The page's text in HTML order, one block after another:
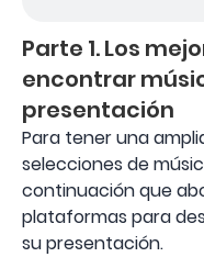
Parte 1. Los
encontrar
presentación
Para tener una
selecciones de
continuación que
plataformas para
su presentación.